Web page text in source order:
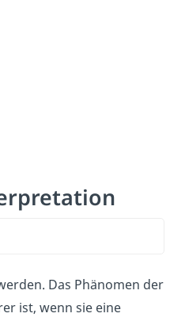
Das Phänomen der
ist, wenn sie eine